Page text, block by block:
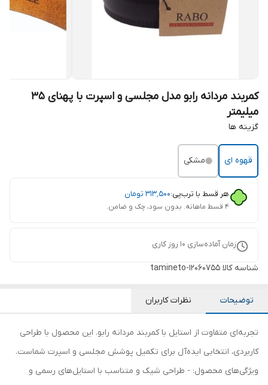
کمربند مردانه رابو مدل مجلسی و اسپرت با پهنای 35
میلیمتر
گزینه ها
قهوه ای مشکی
هر قسط با ترب‌پی:۳۱۳٬۵۰۰ تومان
۴ قسط ماهانه. بدون سود، چک و ضامن.
زمان آماده‌سازی 10 روز کاری
شناسه کالا tamineto-12060755
توضیحات نظرات کاربران
تجربه‌ای متفاوت از استایل با کمربند مردانه رابو. این محصول با طراحی
کاربردی، انتخابی ایده‌آل برای تکمیل پوشش مجلسی و اسپرت شماست.
ویژگی‌های محصول: - طراحی شیک و متناسب با استایل‌های رسمی و